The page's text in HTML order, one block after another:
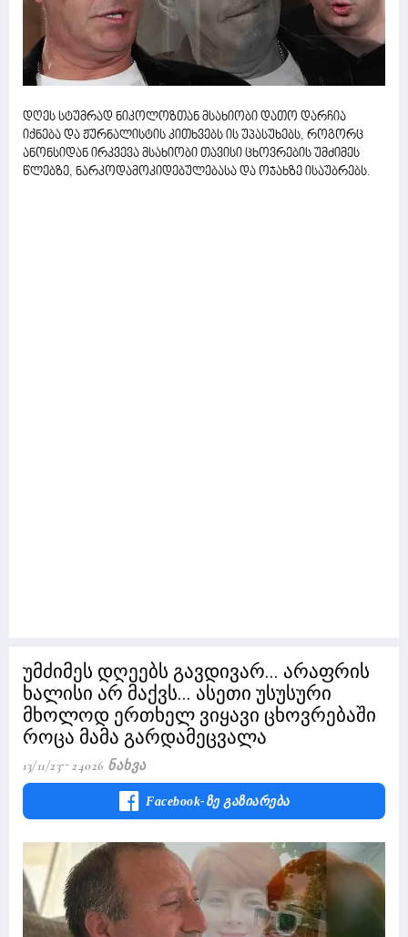
დღეს სტუმრად ნიკოლოზთან მსახიობი დათო დარჩია
იქნება და ჟურნალისტის კითხვებს ის უპასუხებს, როგორც
ანონსიდან ირკვევა მსახიობი თავისი ცხოვრების უმძიმეს
წლებზე, ნარკოდამოკიდებულებასა და ოჯახზე ისაუბრებს.
უმძიმეს დღეებს გავდივარ... არაფრის
ხალისი არ მაქვს... ასეთი უსუსური
მხოლოდ ერთხელ ვიყავი ცხოვრებაში
როცა მამა გარდამეცვალა
13/11/23 24026 Ნახვა
Facebook-Ზე Გაზიარება